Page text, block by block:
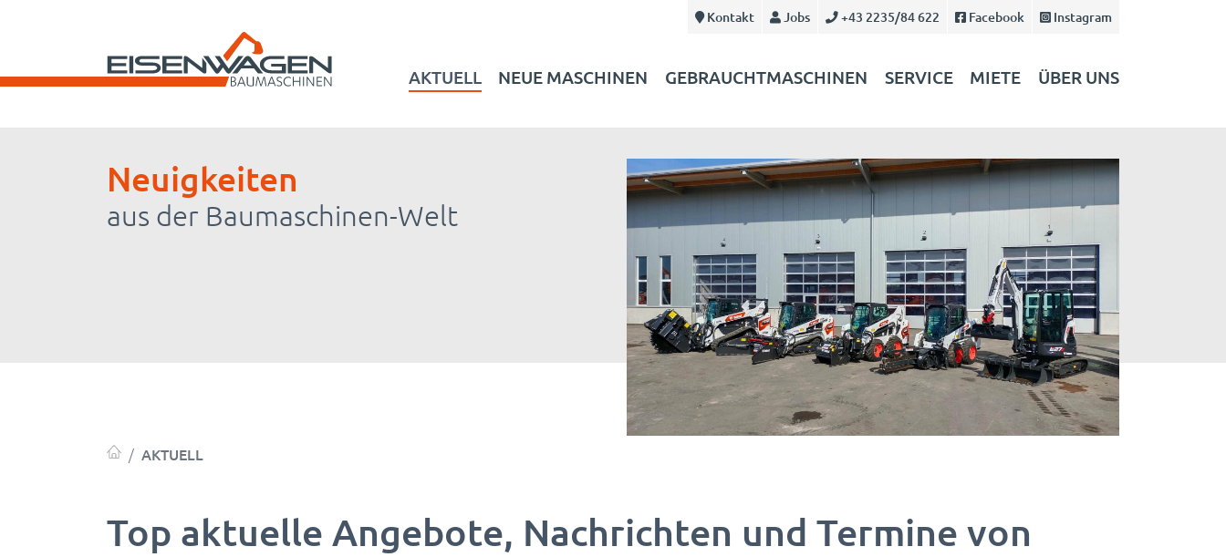
Kontakt Jobs +43 2235/84 622 Facebook Instagram
AKTUELL NEUE MASCHINEN GEBRAUCHTMASCHINEN SERVICE MIETE ÜBER UNS
Neuigkeiten
aus der Baumaschinen-Welt
AKTUELL
Top aktuelle Angebote, Nachrichten und Termine von